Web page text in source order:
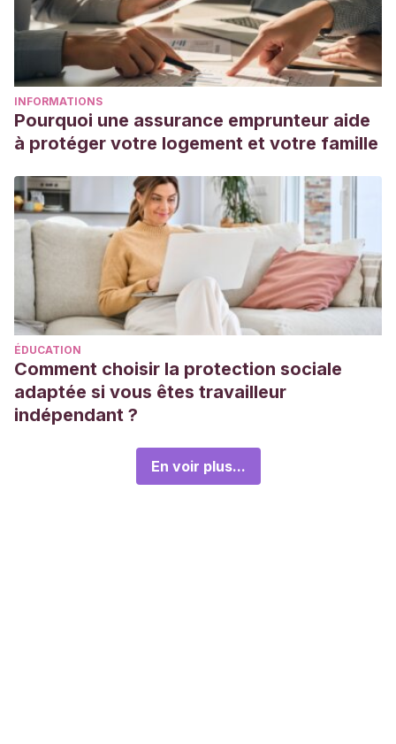
INFORMATIONS
Pourquoi une assurance emprunteur aide
à protéger votre logement et votre famille
ÉDUCATION
Comment choisir la protection sociale
adaptée si vous êtes travailleur
indépendant ?
En voir plus...